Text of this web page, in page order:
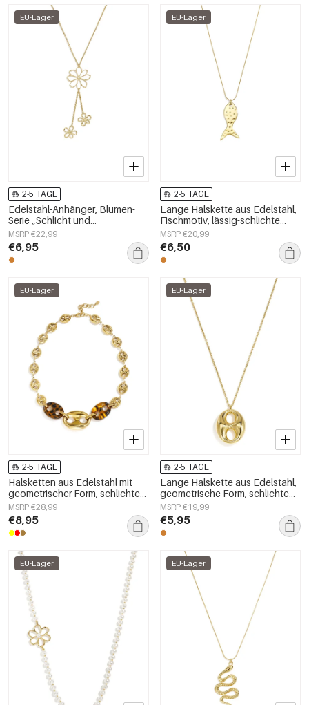
EU-Lager
2-5 TAGE
Edelstahl-Anhänger, Blumen-
Serie „Schlicht und
alltagstauglich“,
Damenschmuck
MSRP €22,99
€6,95
EU-Lager
2-5 TAGE
Lange Halskette aus Edelstahl,
Fischmotiv, lässig-schlichte
Serie, Damenschmuck
MSRP €20,99
€6,50
EU-Lager
2-5 TAGE
Halsketten aus Edelstahl mit
geometrischer Form, schlichte
Alltags-Serie, Damenschmuck
MSRP €28,99
€8,95
EU-Lager
2-5 TAGE
Lange Halskette aus Edelstahl,
geometrische Form, schlichte
Alltags-Serie, Damenschmuck
MSRP €19,99
€5,95
EU-Lager EU-Lager